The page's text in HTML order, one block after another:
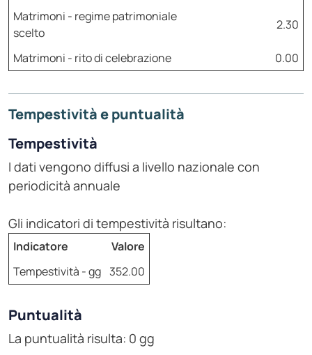
Matrimoni - regime patrimoniale
scelto
2.30
Matrimoni - rito di celebrazione 0.00
Tempestività e puntualità
Tempestività
I dati vengono diffusi a livello nazionale con
periodicità annuale
Gli indicatori di tempestività risultano:
Indicatore
Valore
Tempestività - gg 352.00
Puntualità
La puntualità risulta: 0 gg